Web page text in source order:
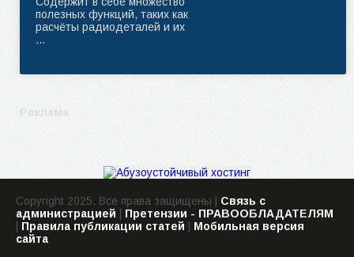
полезных функций, таких как
расчёты радиодеталей и их
...
Реклама
Copyright 2025. Все права защищены | Связь с
администрацией
Претензии - ПРАВООБЛАДАТЕЛЯМ
Правила публикации статей
Мобильная версия
сайта